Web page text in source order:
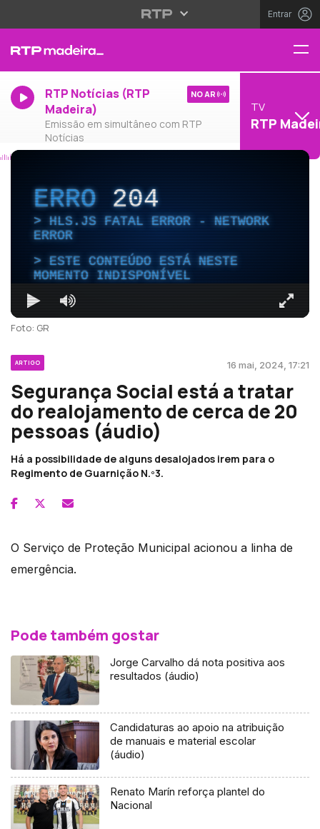
Entrar
RTP Notícias (RTP
Madeira)
Emissão em simultâneo com RTP
Notícias
NO AR
TV
RTP
ERRO204
HLS.JS FATAL ERROR - NETWORK
ERROR
ESTE CONTEÚDO ESTÁ NESTE
MOMENTO INDISPONÍVEL
Foto: GR
ARTIGO 16 mai, 2024, 17:21
Segurança Social está a tratar
do realojamento de cerca de 20
pessoas (áudio)
Há a possibilidade de alguns desalojados irem para o
Regimento de Guarnição N.º3.
O Serviço de Proteção Municipal acionou a linha de
emergência.
Pode também gostar
Jorge Carvalho dá nota positiva aos
resultados (áudio)
Candidaturas ao apoio na atribuição
de manuais e material escolar
(áudio)
Renato Marín reforça plantel do
Nacional